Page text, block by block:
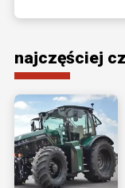
najczęściej